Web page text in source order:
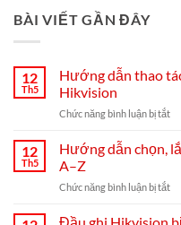
BÀI VIẾT GẦN ĐÂY
12
Th5
Hướng dẫn thao
Hikvision
Chức năng bình luận bị tắtở
dẫn
trên
12
Th5
Hướng dẫn chọn,
A–Z
Chức năng bình luận bị tắtở
dẫn